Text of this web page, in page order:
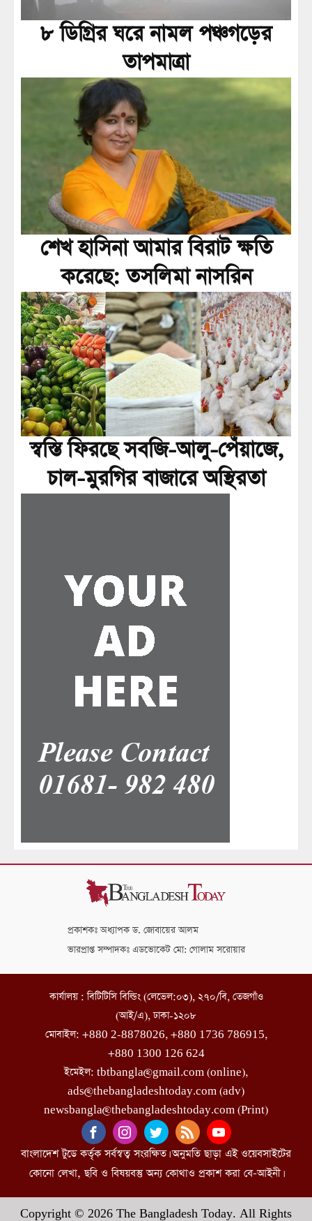
৮ ডিগ্রির ঘরে নামল পঞ্চগড়ের
তাপমাত্রা
শেখ হাসিনা আমার বিরাট ক্ষতি
করেছে: তসলিমা নাসরিন
স্বস্তি ফিরছে সবজি-আলু-পেঁয়াজে,
চাল-মুরগির বাজারে অস্থিরতা
প্রকাশকঃ অধ্যাপক ড. জোবায়ের আলম
ভারপ্রাপ্ত সম্পাদকঃ এডভোকেট মো: গোলাম সরোয়ার
কার্যালয় : বিটিটিসি বিল্ডিং (লেভেল:০৩), ২৭০/বি, তেজগাঁও
(আই/এ), ঢাকা-১২০৮
মোবাইল: +880 2-8878026, +880 1736 786915,
+880 1300 126 624
ইমেইল: tbtbangla@gmail.com (online),
ads@thebangladeshtoday.com (adv)
newsbangla@thebangladeshtoday.com (Print)
বাংলাদেশ টুডে কর্তৃক সর্বস্বত্ব সংরক্ষিত। অনুমতি ছাড়া এই ওয়েবসাইটের
কোনো লেখা, ছবি ও বিষয়বস্তু অন্য কোথাও প্রকাশ করা বে-আইনী।
Copyright © 2026 The Bangladesh Today. All Rights